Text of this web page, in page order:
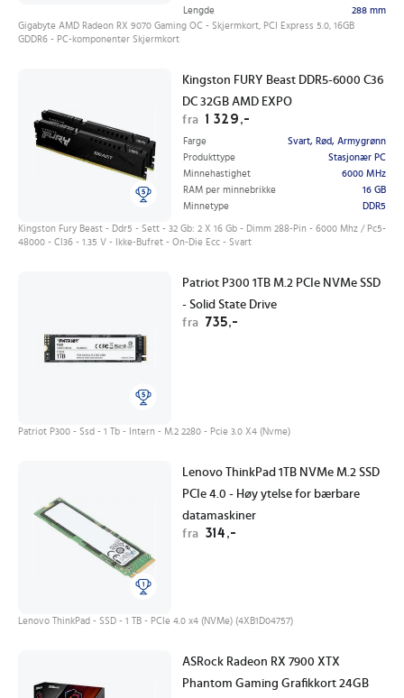
Lengde
288 mm
Gigabyte AMD Radeon RX 9070 Gaming OC - Skjermkort, PCI Express 5.0, 16GB
GDDR6 - PC-komponenter Skjermkort
Kingston FURY Beast DDR5-6000 C36
DC 32GB AMD EXPO
fra 1 329,-
Farge
Svart, Rød, Armygrønn
Produkttype
Stasjonær PC
Minnehastighet
6000 MHz
RAM per minnebrikke
16 GB
Minnetype
DDR5
Kingston Fury Beast - Ddr5 - Sett - 32 Gb: 2 X 16 Gb - Dimm 288-Pin - 6000 Mhz / Pc5-
48000 - Cl36 - 1.35 V - Ikke-Bufret - On-Die Ecc - Svart
Patriot P300 1TB M.2 PCIe NVMe SSD
- Solid State Drive
fra 735,-
Patriot P300 - Ssd - 1 Tb - Intern - M.2 2280 - Pcie 3.0 X4 (Nvme)
Lenovo ThinkPad 1TB NVMe M.2 SSD
PCIe 4.0 - Høy ytelse for bærbare
datamaskiner
fra 314,-
Lenovo ThinkPad - SSD - 1 TB - PCIe 4.0 x4 (NVMe) (4XB1D04757)
ASRock Radeon RX 7900 XTX
Phantom Gaming Grafikkort 24GB